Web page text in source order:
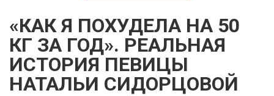
«КАК Я ПОХУДЕЛА НА 50
КГ ЗА ГОД». РЕАЛЬНАЯ
ИСТОРИЯ ПЕВИЦЫ
НАТАЛЬИ СИДОРЦОВОЙ